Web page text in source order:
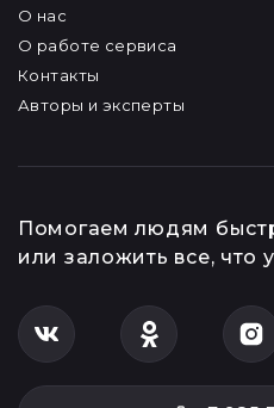
О нас
О работе сервиса
Контакты
Авторы и эксперты
Помогаем людям
или заложить все, что